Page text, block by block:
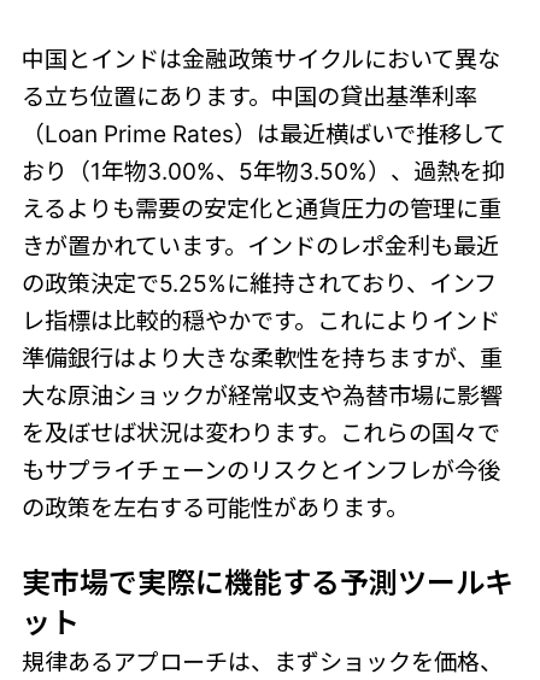
中国とインドは金融政策サイクルにおいて異な
る立ち位置にあります。中国の貸出基準利率
（Loan Prime Rates）は最近横ばいで推移して
おり（1年物3.00%、5年物3.50%）、過熱を抑
えるよりも需要の安定化と通貨圧力の管理に重
きが置かれています。インドのレポ金利も最近
の政策決定で5.25%に維持されており、インフ
レ指標は比較的穏やかです。これによりインド
準備銀行はより大きな柔軟性を持ちますが、重
大な原油ショックが経常収支や為替市場に影響
を及ぼせば状況は変わります。これらの国々で
もサプライチェーンのリスクとインフレが今後
の政策を左右する可能性があります。
実市場で実際に機能する予測ツールキ
ット
規律あるアプローチは、まずショックを価格、